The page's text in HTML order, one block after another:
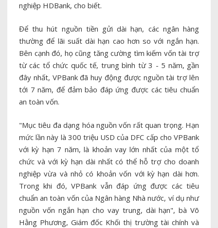
nghiệp HDBank, cho biết.
Để thu hút nguồn tiền gửi dài hạn, các ngân hàng
thường để lãi suất dài hạn cao hơn so với ngắn hạn.
Bên cạnh đó, họ cũng tăng cường tìm kiếm vốn tài trợ
từ các tổ chức quốc tế, trung bình từ 3 - 5 năm, gần
đây nhất, VPBank đã huy động được nguồn tài trợ lên
tới 7 năm, để đảm bảo đáp ứng được các tiêu chuẩn
an toàn vốn.
"Mục tiêu đa dạng hóa nguồn vốn rất quan trọng. Hạn
mức lần này là 300 triệu USD của DFC cấp cho VPBank
với kỳ hạn 7 năm, là khoản vay lớn nhất của một tổ
chức và với kỳ hạn dài nhất có thể hỗ trợ cho doanh
nghiệp vừa và nhỏ có khoản vốn với kỳ hạn dài hơn.
Trong khi đó, VPBank vẫn đáp ứng được các tiêu
chuẩn an toàn vốn của Ngân hàng Nhà nước, ví dụ như
nguồn vốn ngắn hạn cho vay trung, dài hạn", bà Võ
Hằng Phương, Giám đốc Khối thị trường tài chính và